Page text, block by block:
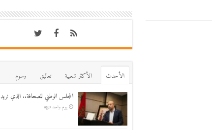
اﻷحدث اﻷكثر شعبية تعاليق
وسوم
المجلس الوطني للصحافة.. الذي نريد
يوم واحد ago